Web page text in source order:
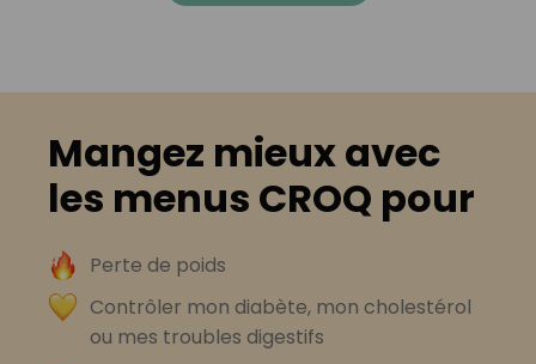
Mangez mieux avec
les menus CROQ pour
Perte de poids
Contrôler mon diabète, mon cholestérol
ou mes troubles digestifs